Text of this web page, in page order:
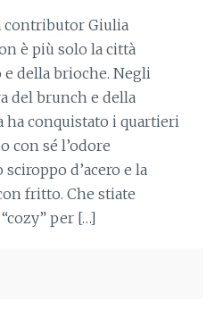
contributor Giulia
è più solo la città
e della brioche. Negli
del brunch e della
ha conquistato i quartieri
con sé l’odore
d’acero e la
fritto. Che stiate
per […]